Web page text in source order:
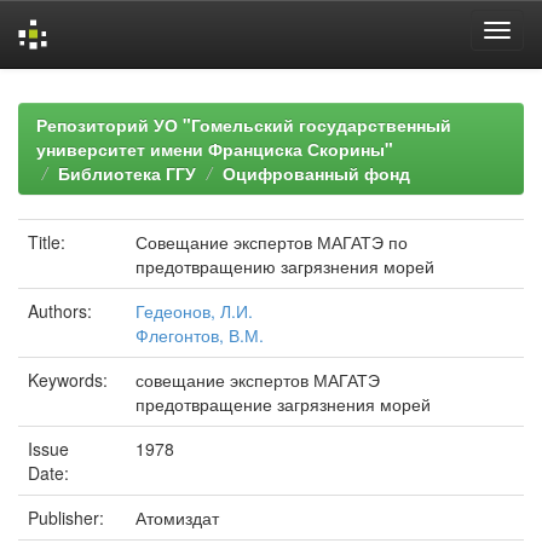
navigationРепозиторий УО "Гомельский государственный
университет имени Франциска Скорины"
Библиотека ГГУ
Оцифрованный фонд
Title:
Совещание экспертов МАГАТЭ по
предотвращению загрязнения морей
Authors:
Гедеонов, Л.И.
Флегонтов, В.М.
Keywords:
совещание экспертов МАГАТЭ
предотвращение загрязнения морей
Issue
Date:
1978
Publisher:
Атомиздат